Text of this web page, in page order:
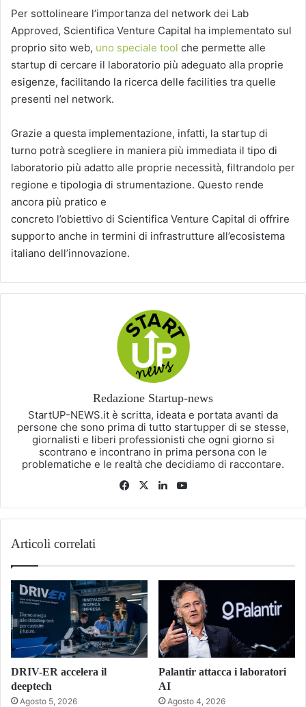
Per sottolineare l’importanza del network dei Lab
Approved, Scientifica Venture Capital ha implementato sul
proprio sito web, uno speciale tool che permette alle
startup di cercare il laboratorio più adeguato alla proprie
esigenze, facilitando la ricerca delle facilities tra quelle
presenti nel network.
Grazie a questa implementazione, infatti, la startup di
turno potrà scegliere in maniera più immediata il tipo di
laboratorio più adatto alle proprie necessità, filtrandolo per
regione e tipologia di strumentazione. Questo rende
ancora più pratico e
concreto l’obiettivo di Scientifica Venture Capital di offrire
supporto anche in termini di infrastrutture all’ecosistema
italiano dell’innovazione.
Redazione Startup-news
StartUP-NEWS.it è scritta, ideata e portata avanti da
persone che sono prima di tutto startupper di se stesse,
giornalisti e liberi professionisti che ogni giorno si
scontrano e incontrano in prima persona con le
problematiche e le realtà che decidiamo di raccontare.
Facebook
X LinkedIn
Articoli correlati
DRIV-ER accelera il
deeptech
Agosto 5, 2026
Palantir attacca i laboratori
AI
Agosto 4, 2026